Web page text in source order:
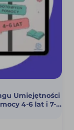
Umiejętności
4-6 lat i 7-9